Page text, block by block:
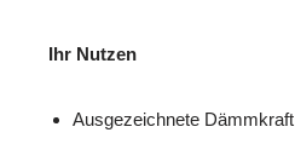
Ihr Nutzen
Ausgezeichnete Dämmkraft